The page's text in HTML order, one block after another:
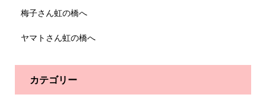
梅子さん虹の橋へ
ヤマトさん虹の橋へ
カテゴリー